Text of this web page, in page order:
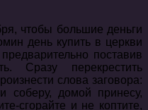
чтобы большие деньги
день купить в церкви
поставив
Сразу перекрестить
слова заговора:
соберу, домой принесу,
сгорайте и не коптите,